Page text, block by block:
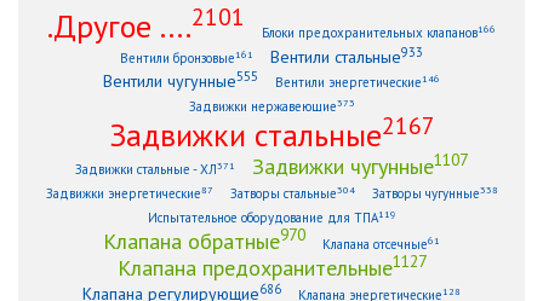
.Другое ....2101
Блоки предохранительных клапанов166
Вентили бронзовые161 Вентили стальные933
Вентили чугунные555 Вентили энергетические146
Задвижки нержавеющие373
Задвижки стальные2167
Задвижки стальные - ХЛ371 Задвижки чугунные1107
Задвижки энергетические87 Затворы стальные304 Затворы чугунные338
Испытательное оборудование для ТПА119
Клапана обратные970 Клапана отсечные61
Клапана предохранительные1127
Клапана регулирующие686 Клапана энергетические128